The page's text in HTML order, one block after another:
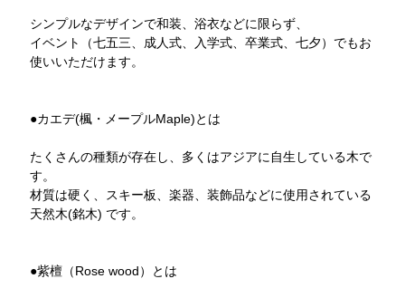
シンプルなデザインで和装、浴衣などに限らず、
イベント（七五三、成人式、入学式、卒業式、七夕）でもお
使いいただけます。
●カエデ(楓・メープルMaple)とは
たくさんの種類が存在し、多くはアジアに自生している木で
す。
材質は硬く、スキー板、楽器、装飾品などに使用されている
天然木(銘木) です。
●紫檀（Rose wood）とは